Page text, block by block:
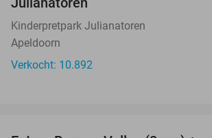
Kinderpretpark Julianatoren
Apeldoorn
Verkocht: 10.892